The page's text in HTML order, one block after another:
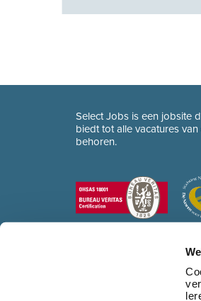
Select Jobs is een jobsite
biedt tot alle vacatures
behoren.